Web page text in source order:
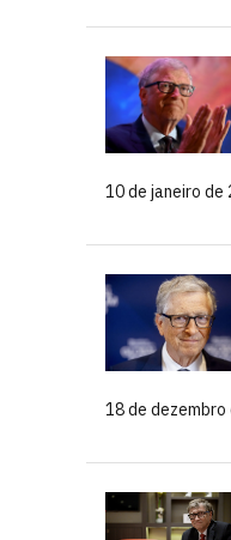
10 de janeiro de
18 de dezembro